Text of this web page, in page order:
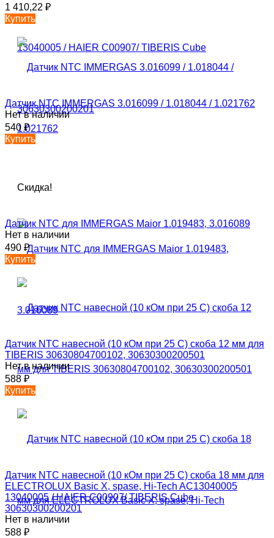
1 410,22 ₽
Купить
Датчик NTC IMMERGAS 3.016099 / 1.018044 / 1.021762
Нет в наличии
540 ₽
Купить
Скидка!
Датчик NTC для IMMERGAS Maior 1.019483, 3.016089
Нет в наличии
490 ₽
Купить
Датчик NTC навесной (10 кОм при 25 С) скоба 12 мм для
TIBERIS 30630804700102, 30630300200501
Нет в наличии
588 ₽
Купить
Датчик NTC навесной (10 кОм при 25 С) скоба 18 мм для
ELECTROLUX Basic X, spase, Hi-Tech AC13040005
13040005 / HAIER C00907/ TIBERIS Cube
30630300200201
Нет в наличии
588 ₽